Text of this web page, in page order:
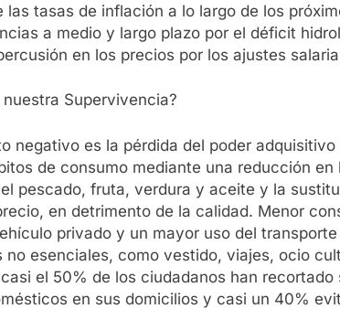
tasas de inflación a lo largo de los
a medio y largo plazo por el déficit
en los precios por los ajustes
Supervivencia?
negativo es la pérdida del poder
de consumo mediante una reducción
pescado, fruta, verdura y aceite y la
en detrimento de la calidad. Menor
privado y un mayor uso del
esenciales, como vestido, viajes, ocio
el 50% de los ciudadanos han
en sus domicilios y casi un 40%